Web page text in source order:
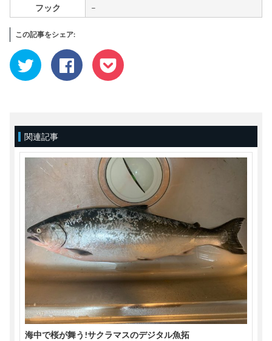
フック –
この記事をシェア:
ク
リ
ッ
ク
有
(新
し
い
ウ
ィ
ン
す)
Facebook
で
共
有
リ
し
て
く
さ
し
い
ウ
ィ
ン
ド
ウ
で
開
き
ま
す)
ク
リ
ッ
ク
ェ
し
い
ウ
ウ
で
開
き
ま
す)
関連記事
海中で桜が舞う!サクラマスのデジタル魚拓